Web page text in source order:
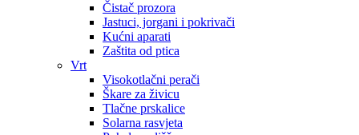
Čistač prozora
Jastuci, jorgani i pokrivači
Kućni aparati
Zaštita od ptica
Vrt
Visokotlačni perači
Škare za živicu
Tlačne prskalice
Solarna rasvjeta